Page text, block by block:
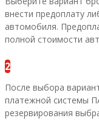
внести предоплату
автомобиля.
полной стоимости
2
После выбора
платежной системы
резервирования